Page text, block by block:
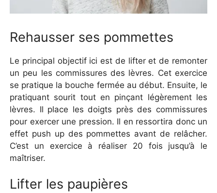
Rehausser ses pommettes
Le principal objectif ici est de lifter et de remonter
un peu les commissures des lèvres. Cet exercice
se pratique la bouche fermée au début. Ensuite, le
pratiquant sourit tout en pinçant légèrement les
lèvres. Il place les doigts près des commissures
pour exercer une pression. Il en ressortira donc un
effet push up des pommettes avant de relâcher.
C’est un exercice à réaliser 20 fois jusqu’à le
maîtriser.
Lifter les paupières